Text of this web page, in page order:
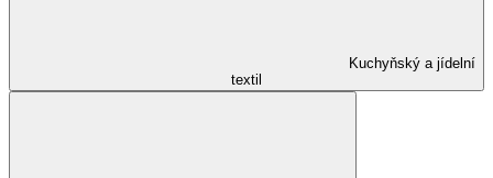
Kuchyňský a jídelní
textil